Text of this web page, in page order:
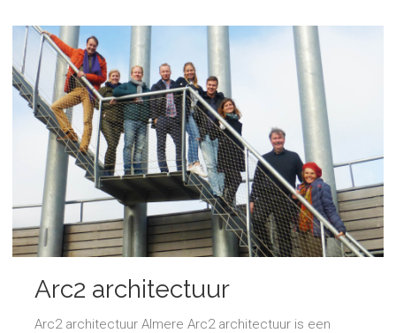
Arc2 architectuur
Arc2 architectuur Almere Arc2 architectuur is een